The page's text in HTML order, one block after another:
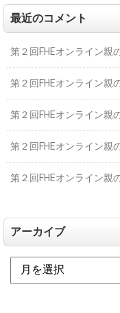
最近のコメント
第２回FHEオンライン親
第２回FHEオンライン親
第２回FHEオンライン親
第２回FHEオンライン親
第２回FHEオンライン親
アーカイブ